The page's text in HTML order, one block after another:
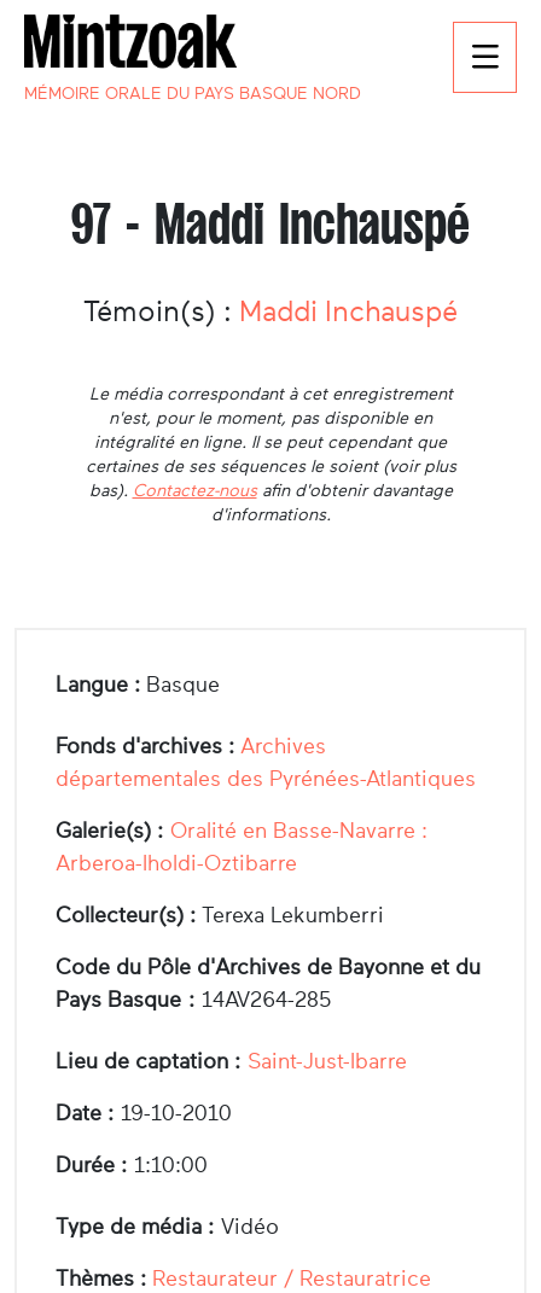
MÉMOIRE ORALE DU PAYS BASQUE NORD
97 - Maddi Inchauspé
Témoin(s) : Maddi Inchauspé
Le média correspondant à cet enregistrement
n'est, pour le moment, pas disponible en
intégralité en ligne. Il se peut cependant que
certaines de ses séquences le soient (voir plus
bas). Contactez-nousafin d'obtenir davantage
d'informations.
Langue : Basque
Fonds d'archives : Archives
départementales des Pyrénées-Atlantiques
Galerie(s) : Oralité en Basse-Navarre :
Arberoa-Iholdi-Oztibarre
Collecteur(s) : Terexa Lekumberri
Code du Pôle d'Archives de Bayonne et du
Pays Basque : 14AV264-285
Lieu de captation : Saint-Just-Ibarre
Date : 19-10-2010
Durée : 1:10:00
Type de média : Vidéo
Thèmes : Restaurateur / Restauratrice